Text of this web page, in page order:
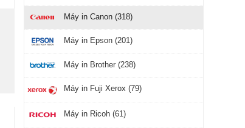
Máy in Canon (318)
Máy in Epson (201)
Máy in Brother (238)
Máy in Fuji Xerox (79)
Máy in Ricoh (61)